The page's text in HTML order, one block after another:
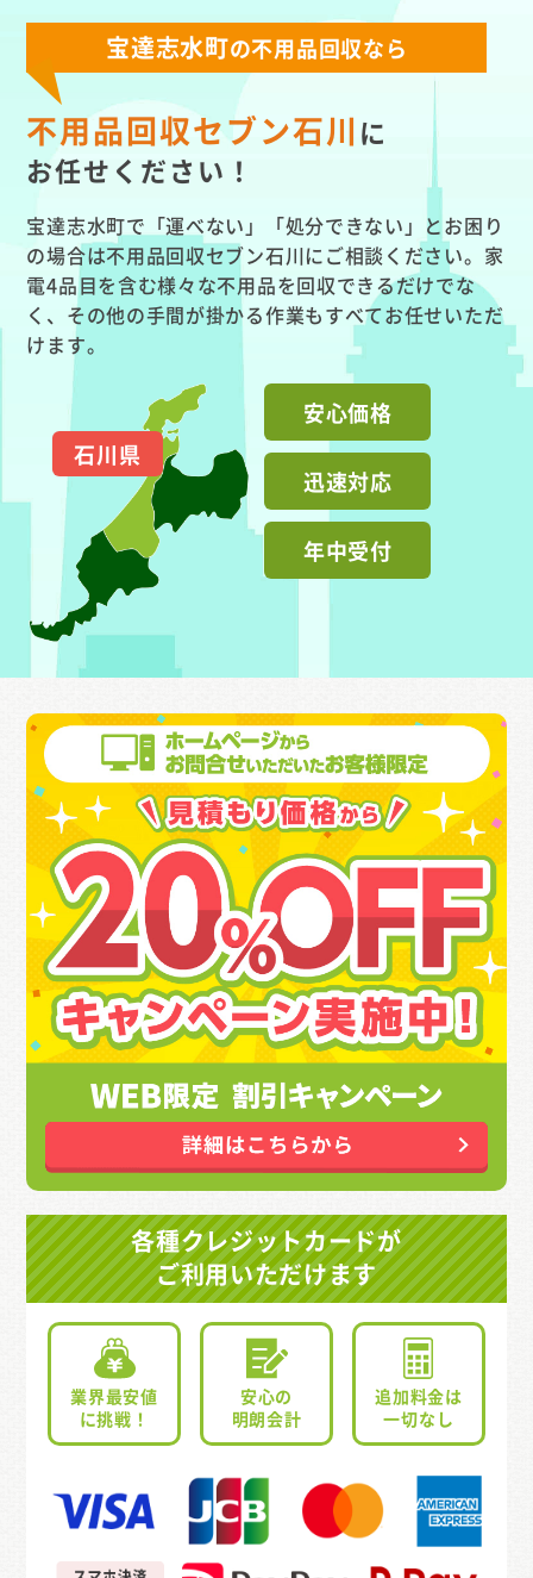
宝達志水町の不用品回収なら
不用品回収セブン石川 に
お任せください！
宝達志水町で「運べない」「処分できない」とお困り
の場合は不用品回収セブン石川にご相談ください。家
電4品目を含む様々な不用品を回収できるだけでな
く、その他の手間が掛かる作業もすべてお任せいただ
けます。
安心価格
迅速対応
年中受付
石川県
各種クレジットカードが
ご利用いただけます
業界最安値
に挑戦！
安心の
明朗会計
追加料金は
一切なし